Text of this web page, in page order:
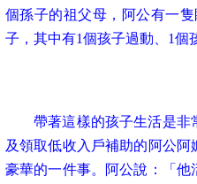
個孫子的祖父母，阿公有一
子，其中有1個孩子過動、1個
帶著這樣的孩子生活是非
及領取低收入戶補助的阿公
豪華的一件事。阿公說：「他